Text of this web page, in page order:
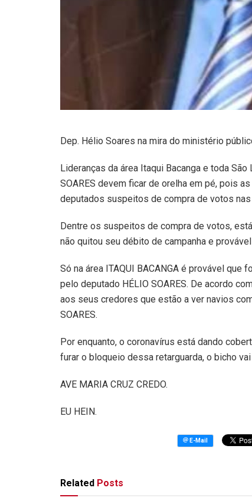
Dep. Hélio Soares na mira do ministério
Lideranças da área Itaqui Bacanga e toda
SOARES devem ficar de orelha em pé, pois
deputados suspeitos de compra de votos
Dentre os suspeitos de compra de votos,
não quitou seu débito de campanha e
Só na área ITAQUI BACANGA é provável
pelo deputado HÉLIO SOARES. De acordo
aos seus credores que estão a ver navios
SOARES.
Por enquanto, o coronavírus está dando
furar o bloqueio dessa retarguarda, o bicho vai
AVE MARIA CRUZ CREDO.
EU HEIN.
Related Posts